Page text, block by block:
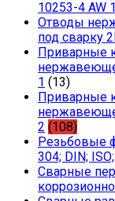
10253-4 AW
Отводы
под сварку
Приварные
1 (13)
Приварные
2 (108)
Резьбовые
304; DIN;
Сварные